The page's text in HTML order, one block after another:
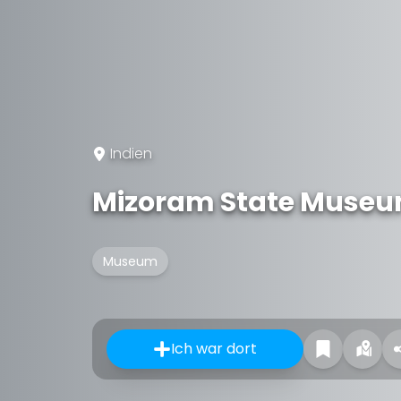
Indien
Mizoram State
Museum
Ich war dort